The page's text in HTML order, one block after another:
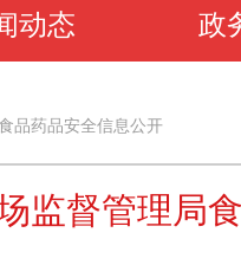
动态 政
品药品安全信息公开
监督管理局